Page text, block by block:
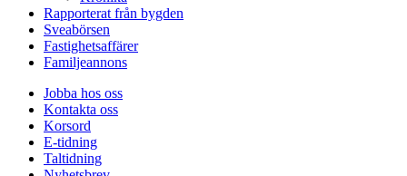
Rapporterat från bygden
Sveabörsen
Fastighetsaffärer
Familjeannons
Jobba hos oss
Kontakta oss
Korsord
E-tidning
Taltidning